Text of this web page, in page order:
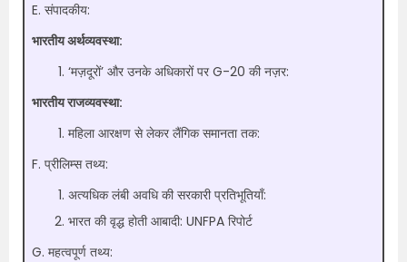
E. संपादकीय:
भारतीय अर्थव्यवस्था:
‘मज़दूरों’ और उनके अधिकारों पर G-20 की नज़र:
भारतीय राजव्यवस्था:
महिला आरक्षण से लेकर लैंगिक समानता तक:
F. प्रीलिम्स तथ्य:
अत्यधिक लंबी अवधि की सरकारी प्रतिभूतियाँ:
भारत की वृद्ध होती आबादी: UNFPA रिपोर्ट
G. महत्वपूर्ण तथ्य: